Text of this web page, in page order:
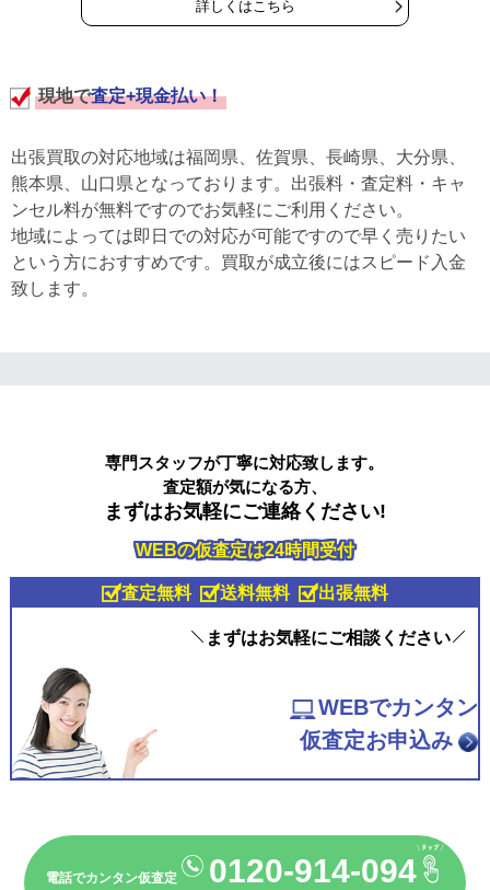
詳しくはこちら
現地で査定+現金払い！
出張買取の対応地域は福岡県、佐賀県、長崎県、大分県、
熊本県、山口県となっております。出張料・査定料・キャ
ンセル料が無料ですのでお気軽にご利用ください。
地域によっては即日での対応が可能ですので早く売りたい
という方におすすめです。買取が成立後にはスピード入金
致します。
専門スタッフが丁寧に対応致します。
査定額が気になる方、
まずはお気軽にご連絡ください!
WEBの仮査定は24時間受付
査定無料 送料無料 出張無料
まずはお気軽にご相談ください
WEBでカンタン
仮査定お申込み
電話でカンタン仮査定 0120-914-094